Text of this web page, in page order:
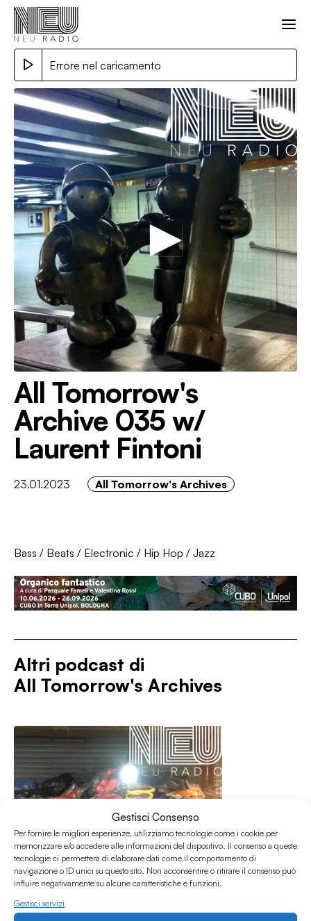
Gestisci Consenso
Per fornire le migliori esperienze, utilizziamo tecnologie come i cookie per
memorizzare e/o accedere alle informazioni del dispositivo. Il consenso a queste
tecnologie ci permetterà di elaborare dati come il comportamento di
navigazione o ID unici su questo sito. Non acconsentire o ritirare il consenso può
influire negativamente su alcune caratteristiche e funzioni.
Gestisci servizi
Errore nel caricamento
All Tomorrow's
Archive 035 w/
Laurent Fintoni
23.01.2023 All Tomorrow's Archives
Bass / Beats / Electronic / Hip Hop / Jazz
Altri podcast di
All Tomorrow's Archives